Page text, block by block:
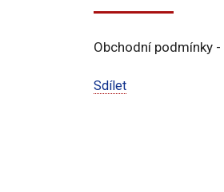
Obchodní podmínky -
Sdílet